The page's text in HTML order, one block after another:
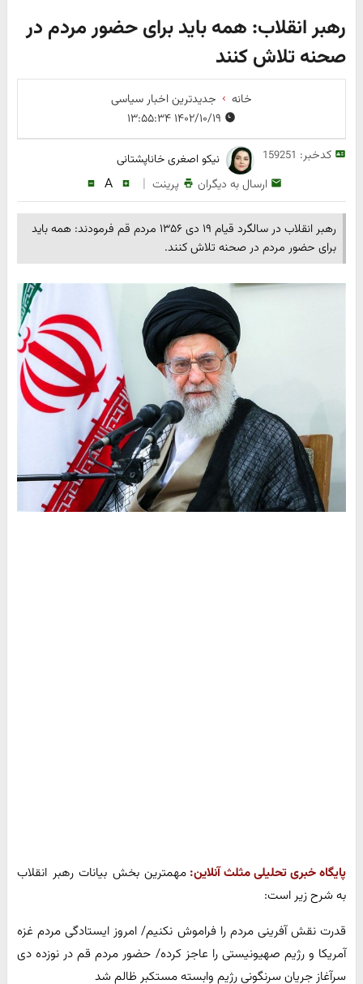
رهبر انقلاب: همه باید برای حضور مردم در
صحنه تلاش کنند
خانه
جدیدترین اخبار سیاسی
کدخبر: 159251 نیکو اصغری خاناپشتانی
ارسال به دیگران پرینت |
A
رهبر انقلاب در سالگرد قیام ۱۹ دی ۱۳۵۶ مردم قم فرمودند: همه باید
برای حضور مردم در صحنه تلاش کنند.
پایگاه خبری تحلیلی مثلث آنلاین: مهمترین بخش بیانات رهبر انقلاب
به شرح زیر است:
قدرت نقش آفرینی مردم را فراموش نکنیم/ امروز ایستادگی مردم غزه
آمریکا و رژیم صهیونیستی را عاجز کرده/ حضور مردم قم در نوزده دی
سرآغاز جریان سرنگونی رژیم وابسته مستکبر ظالم شد